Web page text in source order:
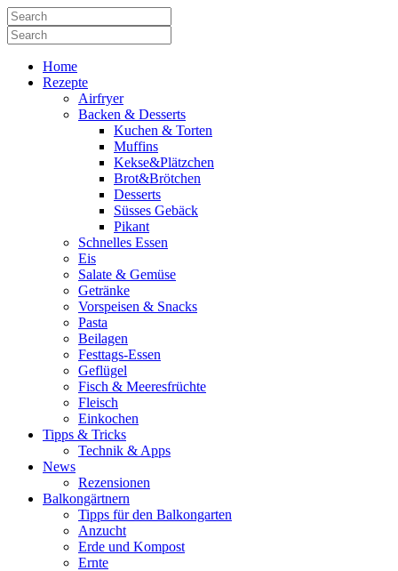
Home
Rezepte
Airfryer
Backen & Desserts
Kuchen & Torten
Muffins
Kekse&Plätzchen
Brot&Brötchen
Desserts
Süsses Gebäck
Pikant
Schnelles Essen
Eis
Salate & Gemüse
Getränke
Vorspeisen & Snacks
Pasta
Beilagen
Festtags-Essen
Geflügel
Fisch & Meeresfrüchte
Fleisch
Einkochen
Tipps & Tricks
Technik & Apps
News
Rezensionen
Balkongärtnern
Tipps für den Balkongarten
Anzucht
Erde und Kompost
Ernte